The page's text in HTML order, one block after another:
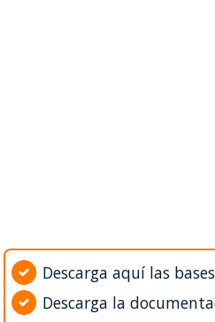
Descarga aquí las bases
Descarga la